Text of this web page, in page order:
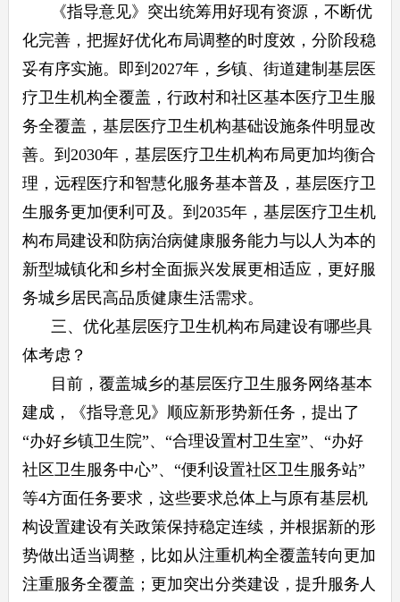
《指导意见》突出统筹用好现有资源，不断优
化完善，把握好优化布局调整的时度效，分阶段稳
妥有序实施。即到2027年，乡镇、街道建制基层医
疗卫生机构全覆盖，行政村和社区基本医疗卫生服
务全覆盖，基层医疗卫生机构基础设施条件明显改
善。到2030年，基层医疗卫生机构布局更加均衡合
理，远程医疗和智慧化服务基本普及，基层医疗卫
生服务更加便利可及。到2035年，基层医疗卫生机
构布局建设和防病治病健康服务能力与以人为本的
新型城镇化和乡村全面振兴发展更相适应，更好服
务城乡居民高品质健康生活需求。
三、优化基层医疗卫生机构布局建设有哪些具
体考虑？
目前，覆盖城乡的基层医疗卫生服务网络基本
建成，《指导意见》顺应新形势新任务，提出了
“办好乡镇卫生院”、“合理设置村卫生室”、“办好
社区卫生服务中心”、“便利设置社区卫生服务站”
等4方面任务要求，这些要求总体上与原有基层机
构设置建设有关政策保持稳定连续，并根据新的形
势做出适当调整，比如从注重机构全覆盖转向更加
注重服务全覆盖；更加突出分类建设，提升服务人